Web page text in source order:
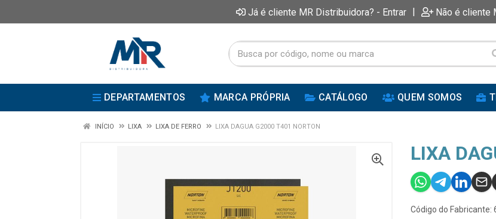
Já é cliente MR Distribuidora? - Entrar | Não é cliente
DEPARTAMENTOS MARCA PRÓPRIA CATÁLOGO QUEM SOMOS
INÍCIO LIXA LIXA DE FERRO LIXA DAGUA G2000 T401 NORTON
LIXA
Código do Fabricante: